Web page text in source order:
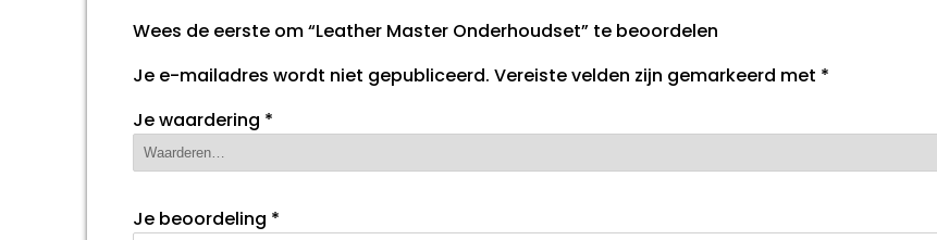
Wees de eerste om “Leather Master Onderhoudset” te beoordelen
Je e-mailadres wordt niet gepubliceerd. Vereiste velden zijn gemarkeerd met *
Je waardering *
Je beoordeling *